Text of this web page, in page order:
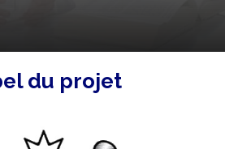
du projet